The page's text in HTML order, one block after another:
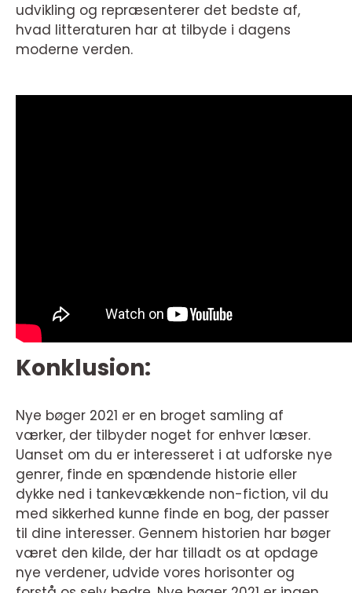
udvikling og repræsenterer det bedste af,
hvad litteraturen har at tilbyde i dagens
moderne verden.
Konklusion:
Nye bøger 2021 er en broget samling af
værker, der tilbyder noget for enhver læser.
Uanset om du er interesseret i at udforske nye
genrer, finde en spændende historie eller
dykke ned i tankevækkende non-fiction, vil du
med sikkerhed kunne finde en bog, der passer
til dine interesser. Gennem historien har bøger
været den kilde, der har tilladt os at opdage
nye verdener, udvide vores horisonter og